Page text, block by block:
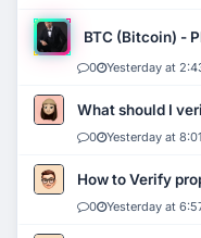
BTC (Bitcoin) -
0 Yesterday at
What should I
0 Yesterday at
How to Verify
0 Yesterday at